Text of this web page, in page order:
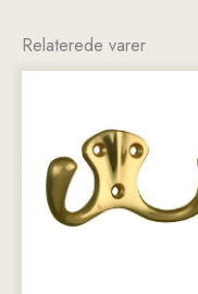
Relaterede varer
flere
varianter.
Mulighederne